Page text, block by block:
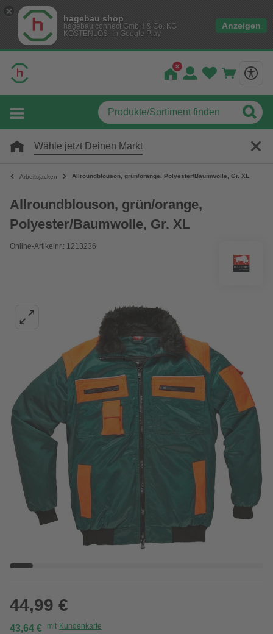
hagebau shop
hagebau connect GmbH & Co. KG
KOSTENLOS- In Google Play
Anzeigen
Wähle jetzt Deinen Markt
Arbeitsjacken Allroundblouson, grün/orange, Polyester/Baumwolle, Gr. XL
Allroundblouson, grün/orange,
Polyester/Baumwolle, Gr. XL
Online-Artikelnr.: 1213236
44,99 €
43,64 € mit Kundenkarte